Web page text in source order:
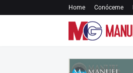
Home Conóceme